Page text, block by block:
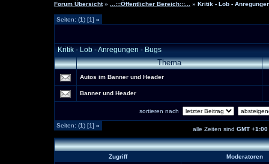
Forum Übersicht » ...:::Öffentlicher Bereich:::... » Kritik - Lob -
Seiten: (1) [1] »
Kritik - Lob - Anregungen - Bugs
Thema
Autos im Banner und Header
Banner und Header
sortieren nach
Seiten: (1) [1] »
alle Zeiten sind GMT +1:00
Zugriff
Moderatoren